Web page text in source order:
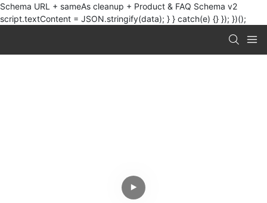
Schema URL + sameAs cleanup + Product & FAQ Schema v2
script.textContent = JSON.stringify(data); } } catch(e) {} }); })();